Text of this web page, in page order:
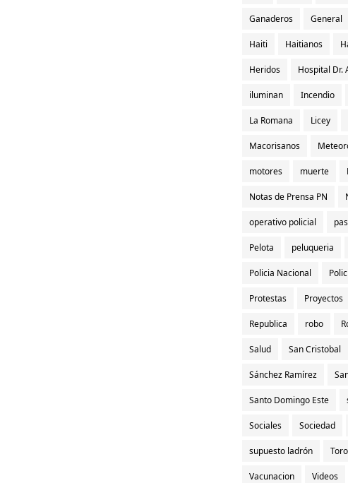
Ganaderos General
Haiti Haitianos
Heridos Hospital Dr.
iluminan Incendio
La Romana Licey
Macorisanos
motores muerte
Notas de Prensa PN
operativo policial
Pelota peluqueria
Policia Nacional
Protestas Proyectos
Republica robo
Salud San Cristobal
Sánchez Ramírez
Santo Domingo Este
Sociales Sociedad
supuesto ladrón
Vacunacion Videos